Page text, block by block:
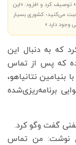
توصیف کرد و افزود: «این
می‌کنید؛ کشوری بسیار
دارد.»
که به دنبال این
که پس از تماس
بنیامین نتانیاهو،
برنامه‌ریزی‌شده
گفت وگو کرد.
نوشت: من تماس